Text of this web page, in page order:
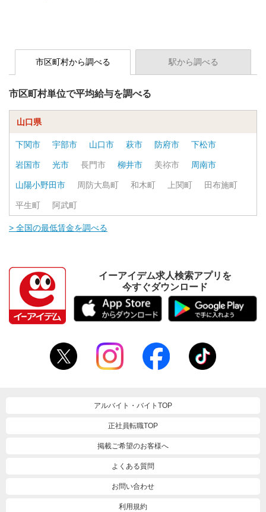
市区町村から調べる 駅から調べる
市区町村単位で平均給与を調べる
山口県
下関市 宇部市 山口市 萩市 防府市 下松市
岩国市 光市 長門市 柳井市 美祢市 周南市
山陽小野田市 周防大島町 和木町 上関町 田布施町
平生町 阿武町
> 全国の最低賃金を調べる
イーアイデム求人検索アプリを
今すぐダウンロード
アルバイト・バイトTOP
正社員転職TOP
掲載ご希望のお客様へ
よくある質問
お問い合わせ
利用規約